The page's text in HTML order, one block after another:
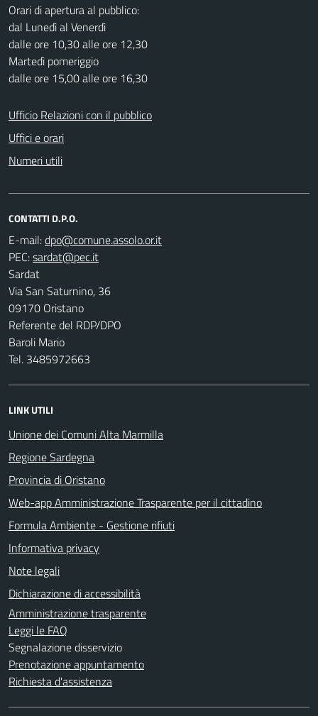
Orari di apertura al pubblico:
dal Lunedì al Venerdì
dalle ore 10,30 alle ore 12,30
Martedì pomeriggio
dalle ore 15,00 alle ore 16,30
Ufficio Relazioni con il pubblico
Uffici e orari
Numeri utili
CONTATTI D.P.O.
E-mail:
PEC:
Sardat
Via San Saturnino, 36
09170 Oristano
Referente del RDP/DPO
Baroli Mario
Tel. 3485972663
LINK UTILI
Unione dei Comuni Alta Marmilla
Regione Sardegna
Provincia di Oristano
Web-app Amministrazione Trasparente per il cittadino
Formula Ambiente - Gestione rifiuti
Informativa privacy
Note legali
Dichiarazione di accessibilità
Amministrazione trasparente
Leggi le FAQ
Segnalazione disservizio
Prenotazione appuntamento
Richiesta d'assistenza